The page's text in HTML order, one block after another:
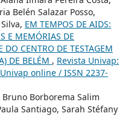
Belén Salazar Posso,
EM TEMPOS DE AIDS:
E MEMÓRIAS DE
DO CENTRO DE TESTAGEM
DE BELÉM , Revista Univap:
online / ISSN 2237-
Borborema Salim
Santiago, Sarah Stéfany